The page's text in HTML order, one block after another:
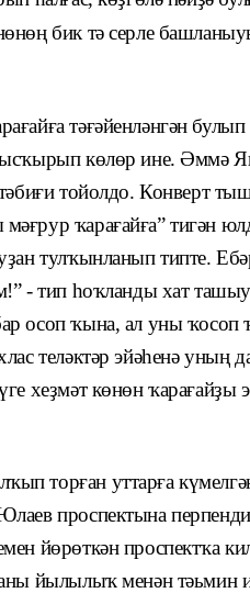
бик тә серле
тәғәйенләнгән
көлөр ине. Әммә
тойолдо. Конверт
ҡарағайға” тигән
тулҡынланып типте.
- тип һоҡланды хат
осоп ҡына, ал уны ҡосоп
теләктәр эйәһенә уның
хеҙмәт көнөн ҡарағайҙы
торған уттарға
проспектына
йөрөткән проспектҡа
йылылыҡ менән тәьмин